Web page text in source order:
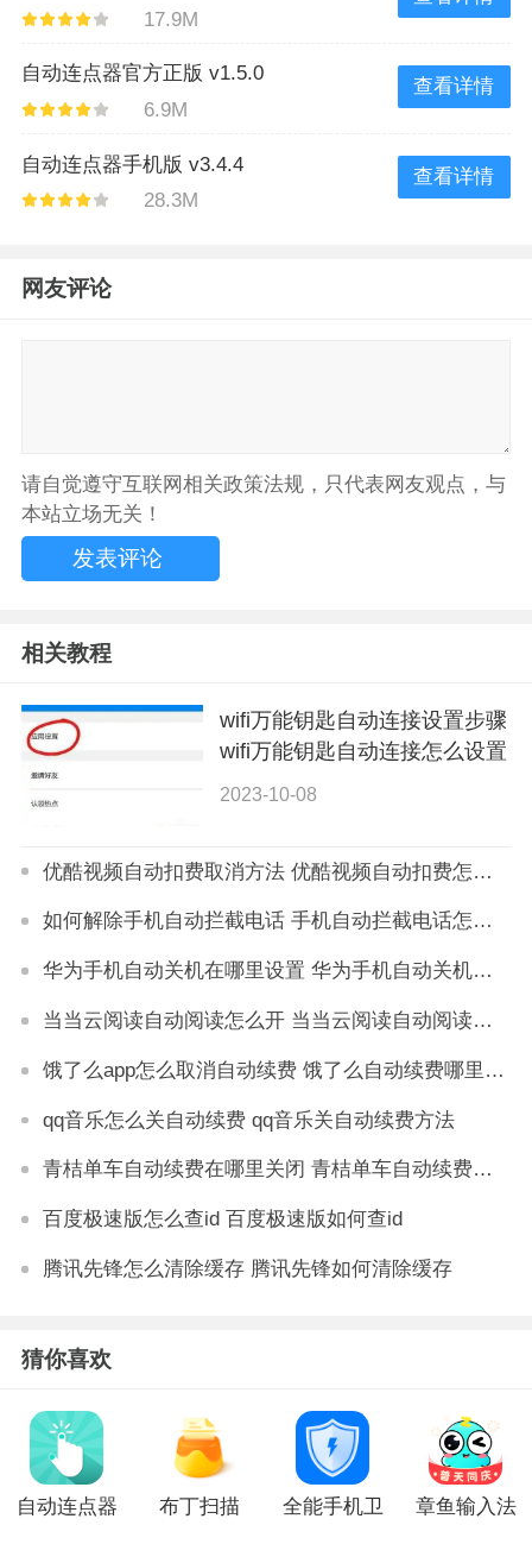
17.9M
自动连点器官方正版 v1.5.0
6.9M
查看详情
自动连点器手机版 v3.4.4
28.3M
查看详情
网友评论
请自觉遵守互联网相关政策法规，只代表网友观点，与
本站立场无关！
相关教程
wifi万能钥匙自动连接设置步骤
wifi万能钥匙自动连接怎么设置
2023-10-08
优酷视频自动扣费取消方法 优酷视频自动扣费怎么关闭
如何解除手机自动拦截电话 手机自动拦截电话怎么取消
华为手机自动关机在哪里设置 华为手机自动关机设置方法
当当云阅读自动阅读怎么开 当当云阅读自动阅读设置方法
饿了么app怎么取消自动续费 饿了么自动续费哪里取消
qq音乐怎么关自动续费 qq音乐关自动续费方法
青桔单车自动续费在哪里关闭 青桔单车自动续费怎么取消
百度极速版怎么查id 百度极速版如何查id
腾讯先锋怎么清除缓存 腾讯先锋如何清除缓存
猜你喜欢
自动连点器
布丁扫描
全能手机卫
章鱼输入法